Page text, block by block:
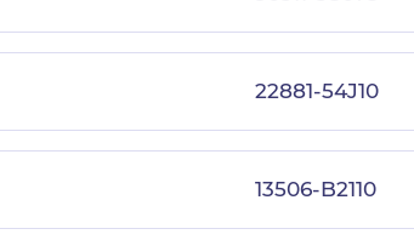
22881-54J10
13506-B2110